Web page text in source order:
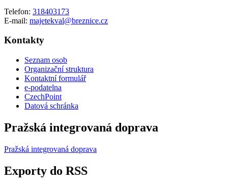
Telefon: 318403173
E-mail: majetekval@breznice.cz
Kontakty
Seznam osob
Organizační struktura
Kontaktní formulář
e-podatelna
CzechPoint
Datová schránka
Pražská integrovaná doprava
Pražská integrovaná doprava
Exporty do RSS